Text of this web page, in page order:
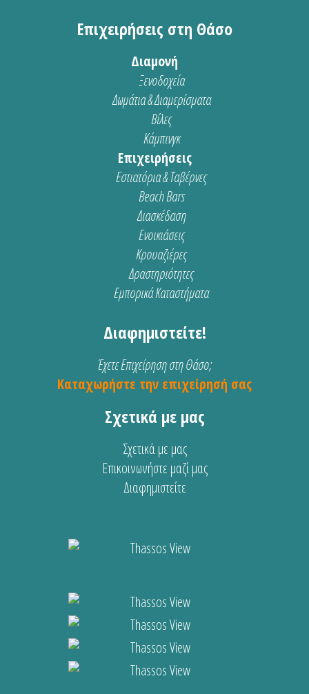
Επιχειρήσεις στη Θάσο
Διαμονή
Ξενοδοχεία
Δωμάτια & Διαμερίσματα
Βίλες
Κάμπινγκ
Επιχειρήσεις
Εστιατόρια & Ταβέρνες
Beach Bars
Διασκέδαση
Ενοικιάσεις
Κρουαζιέρες
Δραστηριότητες
Εμπορικά Καταστήματα
Διαφημιστείτε!
Έχετε Επιχείρηση στη Θάσο;
Καταχωρήστε την επιχείρησή σας
Σχετικά με μας
Σχετικά με μας
Επικοινωνήστε μαζί μας
Διαφημιστείτε